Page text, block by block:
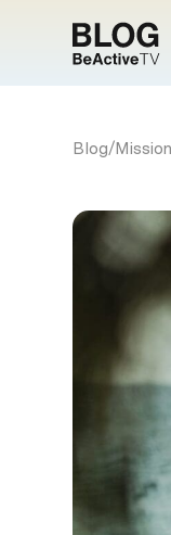
Blog/